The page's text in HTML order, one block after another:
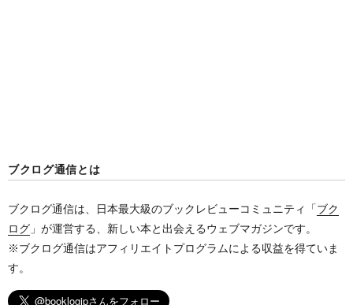
ブクログ通信とは
ブクログ通信は、日本最大級のブックレビューコミュニティ「ブク
ログ 」が運営する、新しい本と出会えるウェブマガジンです。
※ブクログ通信はアフィリエイトプログラムによる収益を得ていま
す。